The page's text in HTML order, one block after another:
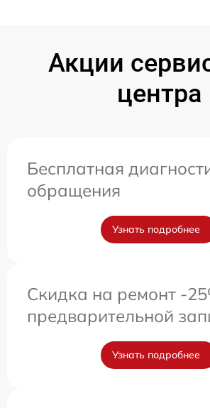
Акции
центра
Бесплатная
обращения
Узнать подробнее
Скидка на ремонт -
предварительной
Узнать подробнее